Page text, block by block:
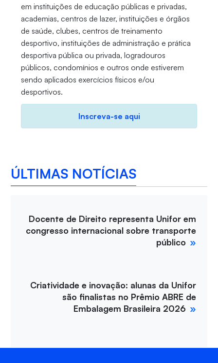
em instituições de educação públicas e privadas,
academias, centros de lazer, instituições e órgãos
de saúde, clubes, centros de treinamento
desportivo, instituições de administração e prática
desportiva pública ou privada, logradouros
públicos, condomínios e outros onde estiverem
sendo aplicados exercícios físicos e/ou
desportivos.
Inscreva-se aqui
ÚLTIMAS NOTÍCIAS
Docente de Direito representa Unifor em
congresso internacional sobre transporte
público
Criatividade e inovação: alunas da Unifor
são finalistas no Prêmio ABRE de
Embalagem Brasileira 2026